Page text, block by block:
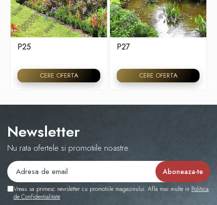
P25
CERE OFERTA
P27
CERE OFERTA
Newsletter
Nu rata ofertele si promotiile noastre
Vreau sa primesc newsletter cu promotiile magazinului. Afla mai multe in Politica
de Confidentialitate